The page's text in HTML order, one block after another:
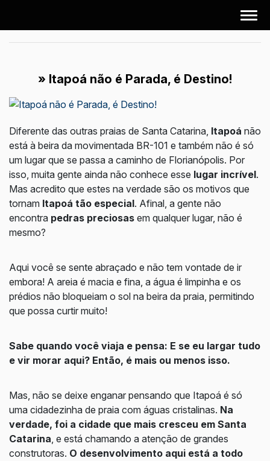
» Itapoá não é Parada, é Destino!
Diferente das outras praias de Santa Catarina, Itapoá não
está à beira da movimentada BR-101 e também não é só
um lugar que se passa a caminho de Florianópolis. Por
isso, muita gente ainda não conhece esse lugar incrível.
Mas acredito que estes na verdade são os motivos que
tornam Itapoá tão especial. Afinal, a gente não
encontra pedras preciosas em qualquer lugar, não é
mesmo?
Aqui você se sente abraçado e não tem vontade de ir
embora! A areia é macia e fina, a água é limpinha e os
prédios não bloqueiam o sol na beira da praia, permitindo
que possa curtir muito!
Sabe quando você viaja e pensa: E se eu largar tudo
e vir morar aqui? Então, é mais ou menos isso.
Mas, não se deixe enganar pensando que Itapoá é só
uma cidadezinha de praia com águas cristalinas. Na
verdade, foi a cidade que mais cresceu em Santa
Catarina, e está chamando a atenção de grandes
construtoras. O desenvolvimento aqui está a todo